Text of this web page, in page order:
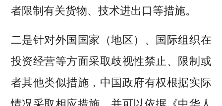
者限制有关货物、技术进出口等措施。
二是针对外国国家（地区）、国际组织在
投资经营等方面采取歧视性禁止、限制或
者其他类似措施，中国政府有权根据实际